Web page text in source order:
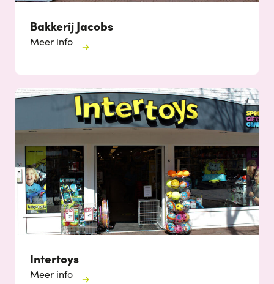
Bakkerij Jacobs
Meer info
Intertoys
Meer info